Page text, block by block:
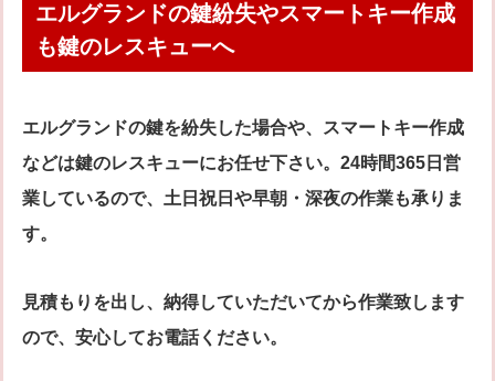
エルグランドの鍵紛失やスマートキー作成
も鍵のレスキューへ
エルグランドの鍵を紛失した場合や、スマートキー作成
などは鍵のレスキューにお任せ下さい。24時間365日営
業しているので、土日祝日や早朝・深夜の作業も承りま
す。
見積もりを出し、納得していただいてから作業致します
ので、安心してお電話ください。